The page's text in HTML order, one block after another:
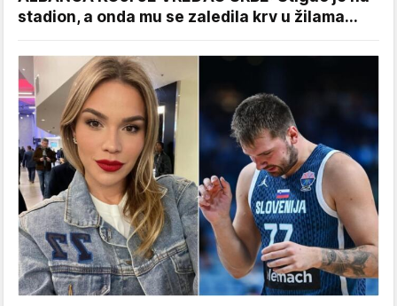
stadion, a onda mu se zaledila krv u žilama...